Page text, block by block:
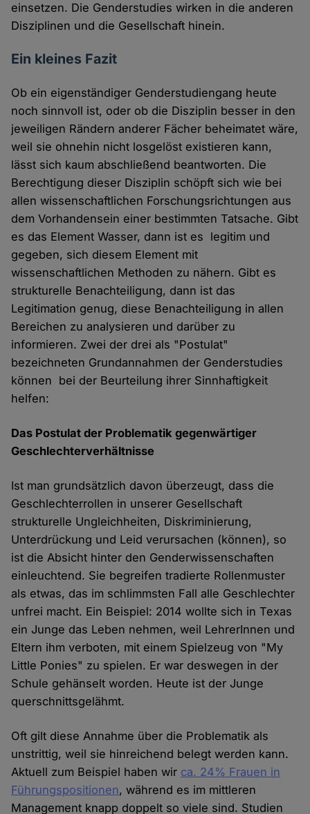
einsetzen. Die Genderstudies wirken in die anderen
Disziplinen und die Gesellschaft hinein.
Ein kleines Fazit
Ob ein eigenständiger Genderstudiengang heute
noch sinnvoll ist, oder ob die Disziplin besser in den
jeweiligen Rändern anderer Fächer beheimatet wäre,
weil sie ohnehin nicht losgelöst existieren kann,
lässt sich kaum abschließend beantworten. Die
Berechtigung dieser Disziplin schöpft sich wie bei
allen wissenschaftlichen Forschungsrichtungen aus
dem Vorhandensein einer bestimmten Tatsache. Gibt
es das Element Wasser, dann ist es legitim und
gegeben, sich diesem Element mit
wissenschaftlichen Methoden zu nähern. Gibt es
strukturelle Benachteiligung, dann ist das
Legitimation genug, diese Benachteiligung in allen
Bereichen zu analysieren und darüber zu
informieren. Zwei der drei als "Postulat"
bezeichneten Grundannahmen der Genderstudies
können bei der Beurteilung ihrer Sinnhaftigkeit
helfen:
Das Postulat der Problematik gegenwärtiger
Geschlechterverhältnisse
Ist man grundsätzlich davon überzeugt, dass die
Geschlechterrollen in unserer Gesellschaft
strukturelle Ungleichheiten, Diskriminierung,
Unterdrückung und Leid verursachen (können), so
ist die Absicht hinter den Genderwissenschaften
einleuchtend. Sie begreifen tradierte Rollenmuster
als etwas, das im schlimmsten Fall alle Geschlechter
unfrei macht. Ein Beispiel: 2014 wollte sich in Texas
ein Junge das Leben nehmen, weil LehrerInnen und
Eltern ihm verboten, mit einem Spielzeug von "My
Little Ponies" zu spielen. Er war deswegen in der
Schule gehänselt worden. Heute ist der Junge
querschnittsgelähmt.
Oft gilt diese Annahme über die Problematik als
unstrittig, weil sie hinreichend belegt werden kann.
Aktuell zum Beispiel haben wir ca. 24% Frauen in
Führungspositionen, während es im mittleren
Management knapp doppelt so viele sind. Studien